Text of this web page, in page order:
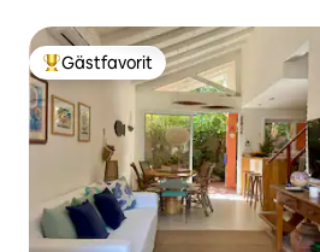
Populär gästfavorit
Gästfavorit